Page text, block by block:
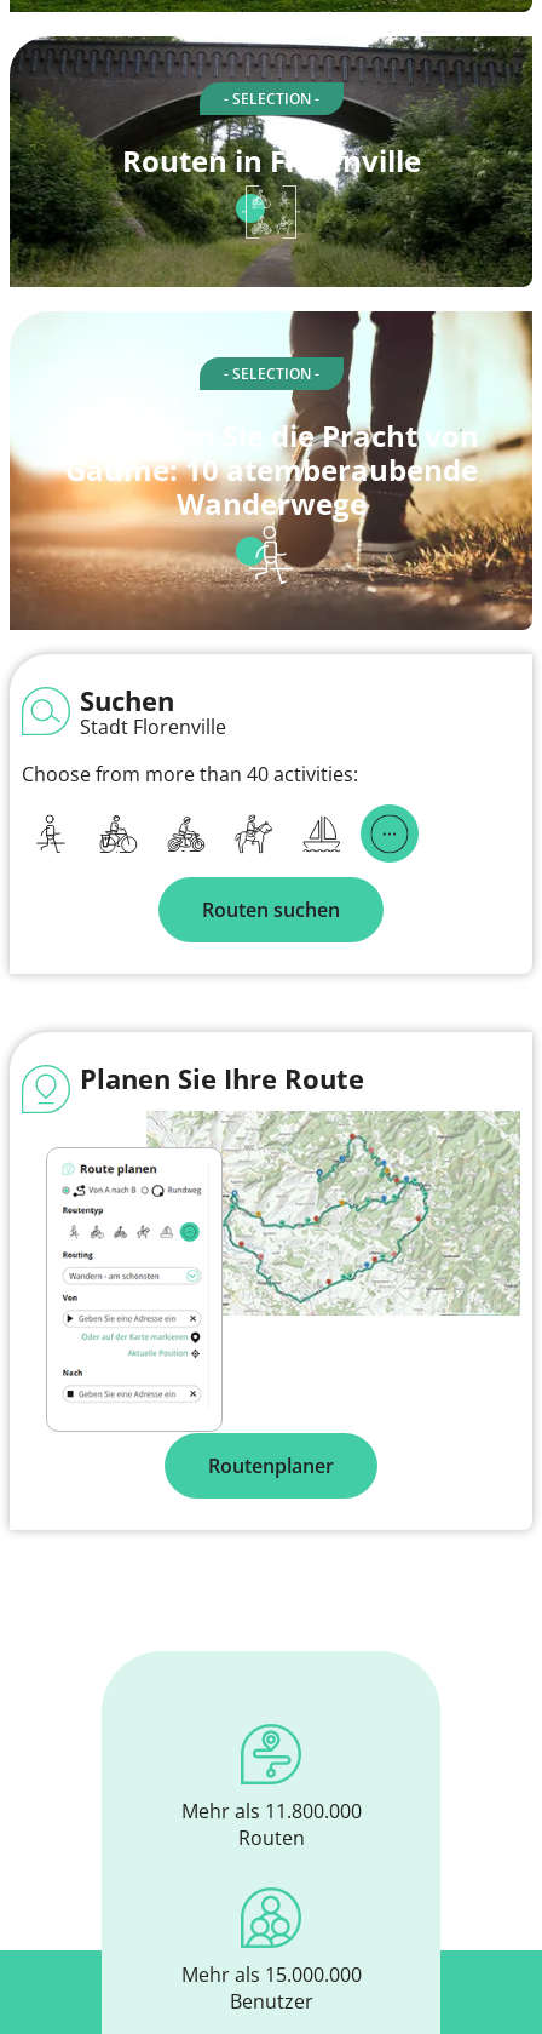
- SELECTION -
Routen in Florenville
- SELECTION -
Entdecken Sie die Pracht von
Gaume: 10 atemberaubende
Wanderwege
Suchen
Stadt Florenville
Choose from more than 40 activities:
Routen suchen
Planen Sie Ihre Route
Routenplaner
Mehr als 11.800.000
Routen
Mehr als 15.000.000
Benutzer